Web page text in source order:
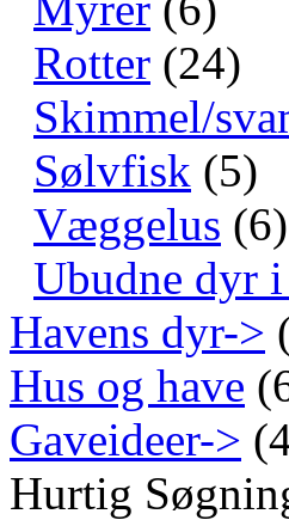
Rotter (24)
Skimmel/
Sølvfisk (5)
Væggelus (6)
Ubudne dyr i
Havens dyr->
Hus og have
Gaveideer->
Hurtig